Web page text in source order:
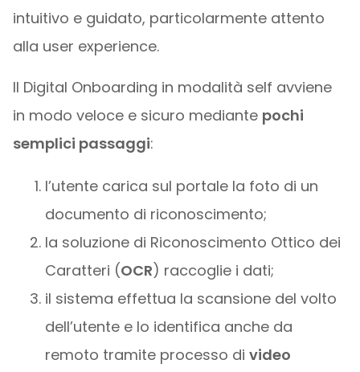
intuitivo e guidato, particolarmente attento
alla user experience.
Il Digital Onboarding in modalità self avviene
in modo veloce e sicuro mediante pochi
semplici passaggi:
l’utente carica sul portale la foto di un
documento di riconoscimento;
la soluzione di Riconoscimento Ottico dei
Caratteri (OCR) raccoglie i dati;
il sistema effettua la scansione del volto
dell’utente e lo identifica anche da
remoto tramite processo di video